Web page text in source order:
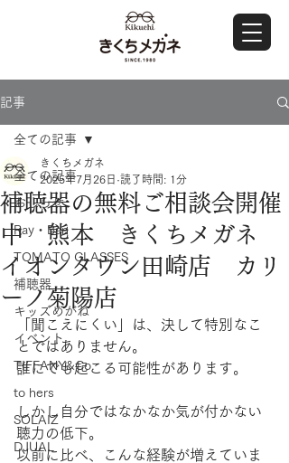
記事
全ての記事
おしらせ
Ray・Ban
TOMATO GLASSES
補聴器
キッズめがね
イベント
TIFFANY&Co.
to hers
SOLAIZ
DJUAL
全ての記事
補聴器の無料ご相談会開催
中 熊本 きくちメガネ
イオンタウン田崎店 カリ
ーノ菊陽店
きくちメガネ
2025年7月26日 読了時間: 1分
「聞こえにくい」は、決して特別なこ
とではありません。
誰にでも起こる可能性があります。
しかし自分ではなかなか気が付かない
聴力の低下。
以前に比べ、こんな経験が増えていま